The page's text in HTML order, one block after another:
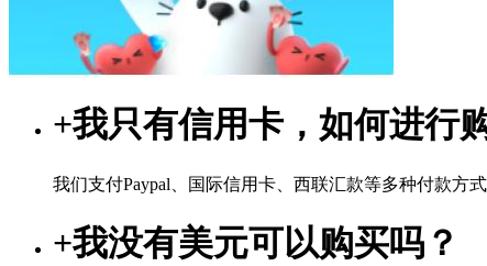
+我只有信用卡，如何进行
我们支付Paypal、国际信用卡、西联汇款等多种付款方
+我没有美元可以购买吗？